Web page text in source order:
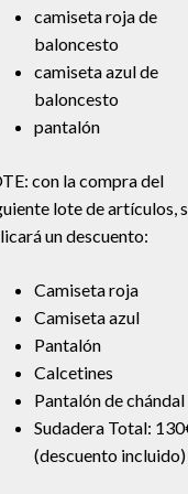
camiseta roja de
baloncesto
camiseta azul de
baloncesto
pantalón
con la compra del
lote de artículos,
un descuento:
Camiseta roja
Camiseta azul
Pantalón
Calcetines
Pantalón de chándal
Sudadera Total:
(descuento incluido)